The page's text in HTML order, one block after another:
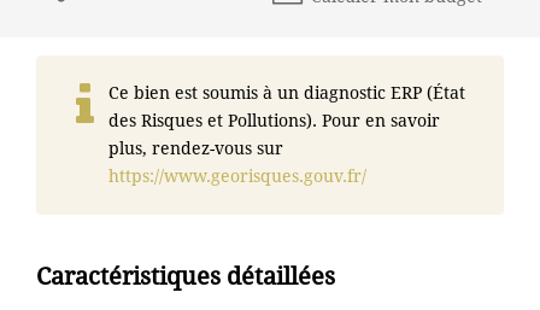
Ce bien est soumis à un diagnostic ERP (État
des Risques et Pollutions). Pour en savoir
plus, rendez-vous sur
https://www.georisques.gouv.fr/
Caractéristiques détaillées